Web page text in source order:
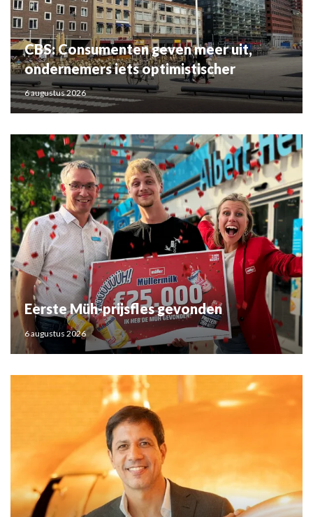
CBS: Consumenten geven meer uit,
ondernemers iets optimistischer
6 augustus 2026
Eerste Müh-prijsfles gevonden
6 augustus 2026